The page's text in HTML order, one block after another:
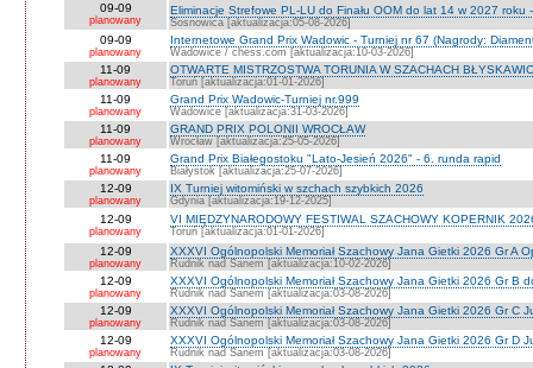
09-09
planowany
Eliminacje Strefowe PL-LU do Finału OOM do lat 14 w 2027 roku
Sosnowica [aktualizacja:05-08-2026]
09-09
planowany
Internetowe Grand Prix Wadowic - Turniej nr 67 (Nagrody:
Wadowice / chess.com [aktualizacja:10-03-2026]
11-09
planowany
OTWARTE MISTRZOSTWA TORUNIA W SZACHACH
Toruń [aktualizacja:01-01-2026]
11-09
planowany
Grand Prix Wadowic-Turniej nr.999
Wadowice [aktualizacja:31-03-2026]
11-09
planowany
GRAND PRIX POLONII WROCŁAW
Wrocław [aktualizacja:25-05-2026]
11-09
planowany
Grand Prix Białegostoku "Lato-Jesień 2026" - 6. runda rapid
Białystok [aktualizacja:25-07-2026]
12-09
planowany
IX Turniej witomiński w szchach szybkich 2026
Gdynia [aktualizacja:19-12-2025]
12-09
planowany
VI MIĘDZYNARODOWY FESTIWAL SZACHOWY KOPERNIK
Toruń [aktualizacja:01-01-2026]
12-09
planowany
XXXVI Ogólnopolski Memoriał Szachowy Jana Gietki 2026 Gr A
Rudnik nad Sanem [aktualizacja:10-02-2026]
12-09
planowany
XXXVI Ogólnopolski Memoriał Szachowy Jana Gietki 2026 Gr B
Rudnik nad Sanem [aktualizacja:03-08-2026]
12-09
planowany
XXXVI Ogólnopolski Memoriał Szachowy Jana Gietki 2026 Gr C
Rudnik nad Sanem [aktualizacja:03-08-2026]
12-09
planowany
XXXVI Ogólnopolski Memoriał Szachowy Jana Gietki 2026 Gr D
Rudnik nad Sanem [aktualizacja:03-08-2026]